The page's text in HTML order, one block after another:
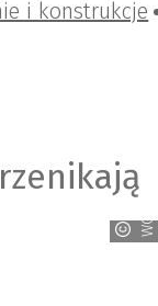
i konstrukcje
WObit